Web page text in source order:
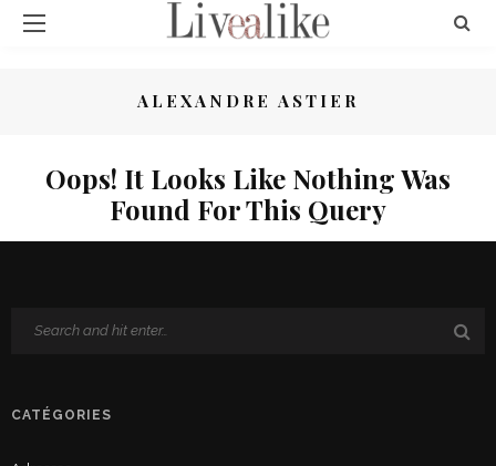
ALEXANDRE ASTIER
Oops! It Looks Like Nothing Was
Found For This Query
CATÉGORIES